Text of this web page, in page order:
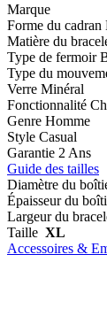
Marque
Forme du cadran
Matière du
Type de fermoir
Type du
Verre Minéral
Fonctionnalité
Genre Homme
Style Casual
Garantie 2 Ans
Guide des tailles
Diamètre du
Épaisseur du
Largeur du
Taille XL
Accessoires &